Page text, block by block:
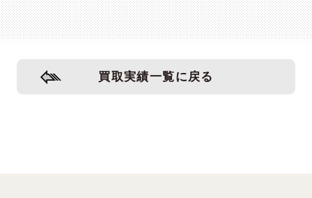
買取実績一覧に戻る